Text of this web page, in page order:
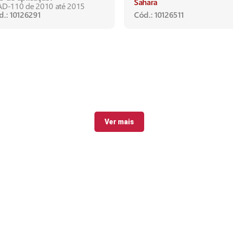
110 de 2010 até 2015
10126291
Cód.: 10126511
Ver mais